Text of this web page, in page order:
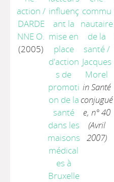
action /
DARDE
NNE O.
(2005)
influenç
ant la
mise en
place
d'action
s de
promoti
on de la
santé
dans les
maisons
médical
es à
Bruxelle
commu
nautaire
de la
santé/
Jacques
Morel
in Santé
conjugué
e, n° 40
(Avril
2007)